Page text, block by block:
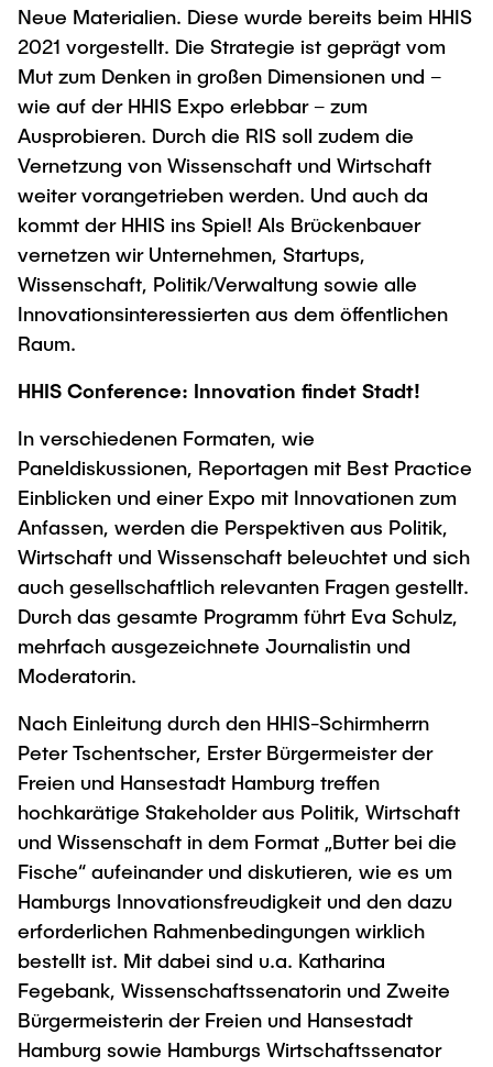
Neue Materialien. Diese wurde bereits beim HHIS
2021 vorgestellt. Die Strategie ist geprägt vom
Mut zum Denken in großen Dimensionen und –
wie auf der HHIS Expo erlebbar – zum
Ausprobieren. Durch die RIS soll zudem die
Vernetzung von Wissenschaft und Wirtschaft
weiter vorangetrieben werden. Und auch da
kommt der HHIS ins Spiel! Als Brückenbauer
vernetzen wir Unternehmen, Startups,
Wissenschaft, Politik/Verwaltung sowie alle
Innovationsinteressierten aus dem öffentlichen
Raum.
HHIS Conference: Innovation findet Stadt!
In verschiedenen Formaten, wie
Paneldiskussionen, Reportagen mit Best Practice
Einblicken und einer Expo mit Innovationen zum
Anfassen, werden die Perspektiven aus Politik,
Wirtschaft und Wissenschaft beleuchtet und sich
auch gesellschaftlich relevanten Fragen gestellt.
Durch das gesamte Programm führt Eva Schulz,
mehrfach ausgezeichnete Journalistin und
Moderatorin.
Nach Einleitung durch den HHIS-Schirmherrn
Peter Tschentscher, Erster Bürgermeister der
Freien und Hansestadt Hamburg treffen
hochkarätige Stakeholder aus Politik, Wirtschaft
und Wissenschaft in dem Format „Butter bei die
Fische“ aufeinander und diskutieren, wie es um
Hamburgs Innovationsfreudigkeit und den dazu
erforderlichen Rahmenbedingungen wirklich
bestellt ist. Mit dabei sind u.a. Katharina
Fegebank, Wissenschaftssenatorin und Zweite
Bürgermeisterin der Freien und Hansestadt
Hamburg sowie Hamburgs Wirtschaftssenator